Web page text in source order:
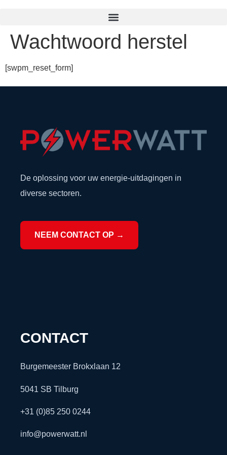
Wachtwoord herstel
[swpm_reset_form]
De oplossing voor uw energie-uitdagingen in
diverse sectoren.
NEEM CONTACT OP →
CONTACT
Burgemeester Brokxlaan 12
5041 SB Tilburg
+31 (0)85 250 0244
info@powerwatt.nl